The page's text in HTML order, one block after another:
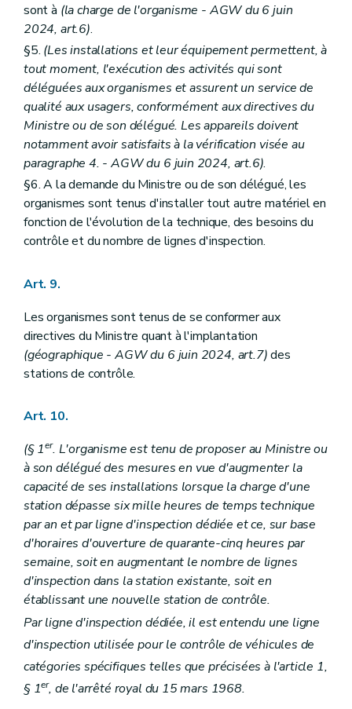
sont à (la charge de l'organisme - AGW du 6 juin
2024, art.6).
§5. (Les installations et leur équipement permettent, à
tout moment, l'exécution des activités qui sont
déléguées aux organismes et assurent un service de
qualité aux usagers, conformément aux directives du
Ministre ou de son délégué. Les appareils doivent
notamment avoir satisfaits à la vérification visée au
paragraphe 4. - AGW du 6 juin 2024, art.6).
§6. A la demande du Ministre ou de son délégué, les
organismes sont tenus d'installer tout autre matériel en
fonction de l'évolution de la technique, des besoins du
contrôle et du nombre de lignes d'inspection.
Art. 9.
Les organismes sont tenus de se conformer aux
directives du Ministre quant à l'implantation
(géographique - AGW du 6 juin 2024, art.7)des
stations de contrôle.
Art. 10.
(§ 1er. L'organisme est tenu de proposer au Ministre ou
à son délégué des mesures en vue d'augmenter la
capacité de ses installations lorsque la charge d'une
station dépasse six mille heures de temps technique
par an et par ligne d'inspection dédiée et ce, sur base
d'horaires d'ouverture de quarante-cinq heures par
semaine, soit en augmentant le nombre de lignes
d'inspection dans la station existante, soit en
établissant une nouvelle station de contrôle.
Par ligne d'inspection dédiée, il est entendu une ligne
d'inspection utilisée pour le contrôle de véhicules de
catégories spécifiques telles que précisées à l'article 1,
§ 1er, de l'arrêté royal du 15 mars 1968.